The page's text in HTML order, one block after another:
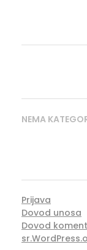
NEMA
Prijava
Dovod unosa
Dovod